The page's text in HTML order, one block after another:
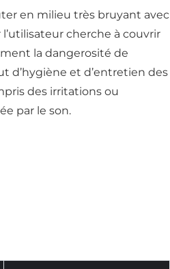
en milieu très bruyant avec
cherche à couvrir
la dangerosité de
d’hygiène et d’entretien des
des irritations ou
par le son.